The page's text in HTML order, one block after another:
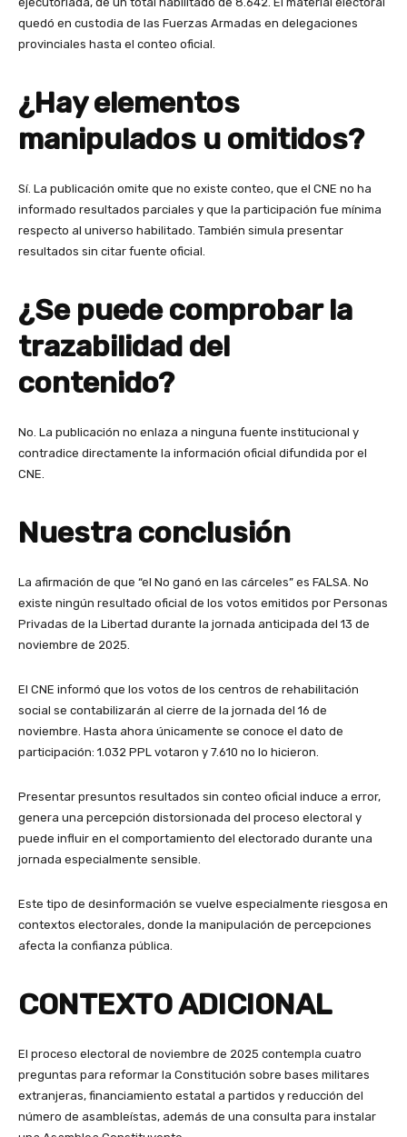
quedó en custodia de las Fuerzas Armadas en delegaciones
provinciales hasta el conteo oficial.
¿Hay elementos
manipulados u omitidos?
Sí. La publicación omite que no existe conteo, que el CNE no ha
informado resultados parciales y que la participación fue mínima
respecto al universo habilitado. También simula presentar
resultados sin citar fuente oficial.
¿Se puede comprobar la
trazabilidad del
contenido?
No. La publicación no enlaza a ninguna fuente institucional y
contradice directamente la información oficial difundida por el
CNE.
Nuestra conclusión
La afirmación de que “el No ganó en las cárceles” es FALSA. No
existe ningún resultado oficial de los votos emitidos por Personas
Privadas de la Libertad durante la jornada anticipada del 13 de
noviembre de 2025.
El CNE informó que los votos de los centros de rehabilitación
social se contabilizarán al cierre de la jornada del 16 de
noviembre. Hasta ahora únicamente se conoce el dato de
participación: 1.032 PPL votaron y 7.610 no lo hicieron.
Presentar presuntos resultados sin conteo oficial induce a error,
genera una percepción distorsionada del proceso electoral y
puede influir en el comportamiento del electorado durante una
jornada especialmente sensible.
Este tipo de desinformación se vuelve especialmente riesgosa en
contextos electorales, donde la manipulación de percepciones
afecta la confianza pública.
CONTEXTO ADICIONAL
El proceso electoral de noviembre de 2025 contempla cuatro
preguntas para reformar la Constitución sobre bases militares
extranjeras, financiamiento estatal a partidos y reducción del
número de asambleístas, además de una consulta para instalar